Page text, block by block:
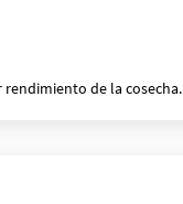
de la cosecha.